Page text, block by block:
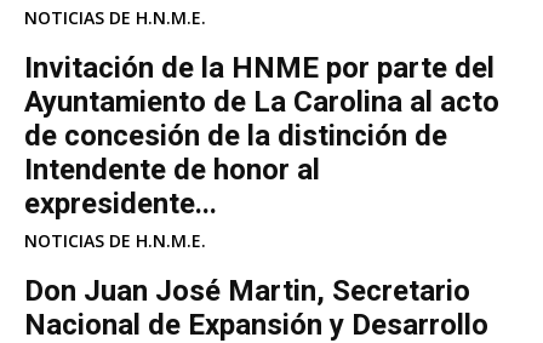
NOTICIAS DE H.N.M.E.
Invitación de la HNME por parte del
Ayuntamiento de La Carolina al acto
de concesión de la distinción de
Intendente de honor al
expresidente...
NOTICIAS DE H.N.M.E.
Don Juan José Martin, Secretario
Nacional de Expansión y Desarrollo